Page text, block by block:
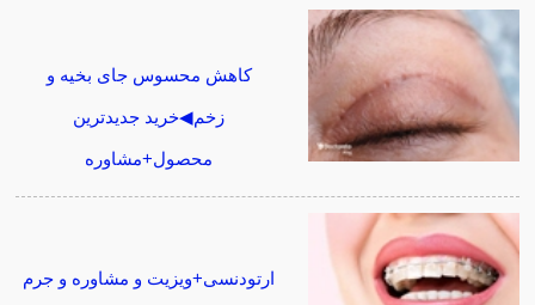
کاهش محسوس جای بخیه و
زخم◀خرید جدیدترین
محصول+مشاوره
ارتودنسی+ویزیت و مشاوره و جرم